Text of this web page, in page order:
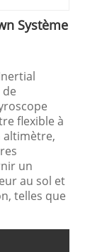
Système
flexible à
altimètre,
un
au sol et
telles que